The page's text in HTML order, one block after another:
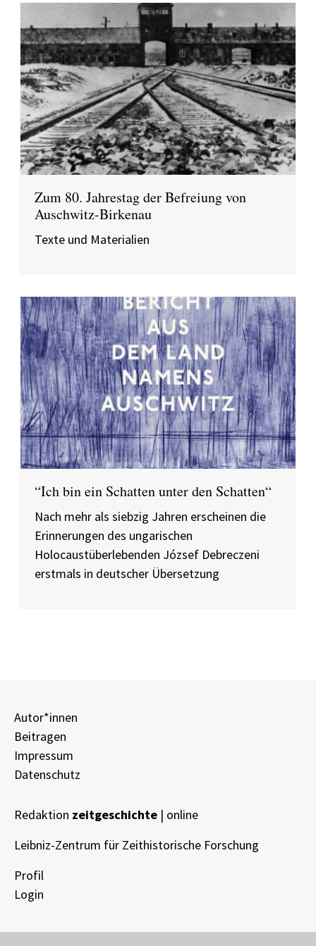
Zum 80. Jahrestag der Befreiung von
Auschwitz-Birkenau
Texte und Materialien
“Ich bin ein Schatten unter den Schatten“
Nach mehr als siebzig Jahren erscheinen die
Erinnerungen des ungarischen
Holocaustüberlebenden József Debreczeni
erstmals in deutscher Übersetzung
Autor*innen
Beitragen
Impressum
Datenschutz
Redaktion zeitgeschichte | online
Leibniz-Zentrum für Zeithistorische Forschung
Profil
Login